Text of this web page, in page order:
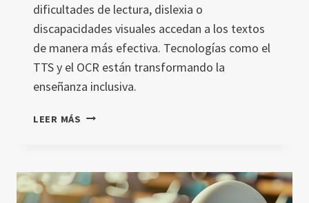
dificultades de lectura, dislexia o
discapacidades visuales accedan a los textos
de manera más efectiva. Tecnologías como el
TTS y el OCR están transformando la
enseñanza inclusiva.
LEER MÁS LECTURA
TECNOLOGÍA
MEJORA